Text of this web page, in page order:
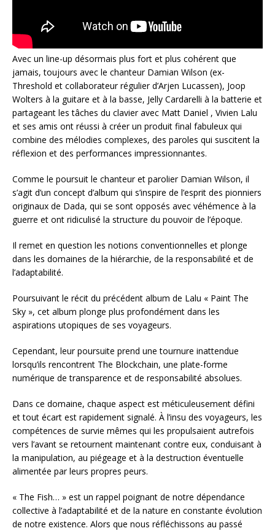
Avec un line-up désormais plus fort et plus cohérent que
jamais, toujours avec le chanteur Damian Wilson (ex-
Threshold et collaborateur régulier d’Arjen Lucassen), Joop
Wolters à la guitare et à la basse, Jelly Cardarelli à la batterie et
partageant les tâches du clavier avec Matt Daniel , Vivien Lalu
et ses amis ont réussi à créer un produit final fabuleux qui
combine des mélodies complexes, des paroles qui suscitent la
réflexion et des performances impressionnantes.
Comme le poursuit le chanteur et parolier Damian Wilson, il
s’agit d’un concept d’album qui s’inspire de l’esprit des pionniers
originaux de Dada, qui se sont opposés avec véhémence à la
guerre et ont ridiculisé la structure du pouvoir de l’époque.
Il remet en question les notions conventionnelles et plonge
dans les domaines de la hiérarchie, de la responsabilité et de
l’adaptabilité.
Poursuivant le récit du précédent album de Lalu « Paint The
Sky », cet album plonge plus profondément dans les
aspirations utopiques de ses voyageurs.
Cependant, leur poursuite prend une tournure inattendue
lorsqu’ils rencontrent The Blockchain, une plate-forme
numérique de transparence et de responsabilité absolues.
Dans ce domaine, chaque aspect est méticuleusement défini
et tout écart est rapidement signalé. À l’insu des voyageurs, les
compétences de survie mêmes qui les propulsaient autrefois
vers l’avant se retournent maintenant contre eux, conduisant à
la manipulation, au piégeage et à la destruction éventuelle
alimentée par leurs propres peurs.
« The Fish… » est un rappel poignant de notre dépendance
collective à l’adaptabilité et de la nature en constante évolution
de notre existence. Alors que nous réfléchissons au passé